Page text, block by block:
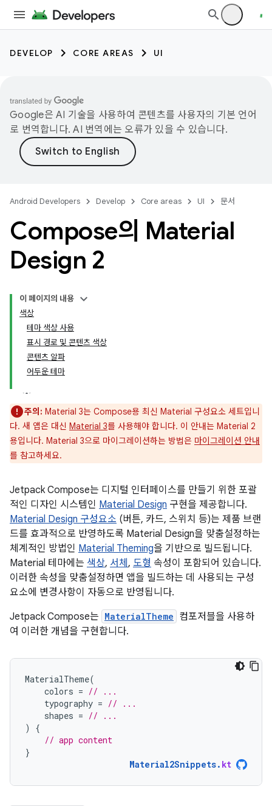
DEVELOP CORE AREAS UI
Google은 AI 기술을 사용하여 콘텐츠를 사용자의 기본 언어
로 번역합니다. AI 번역에는 오류가 있을 수 있습니다.
Android Developers Develop Core areas UI 문서
Compose의 Material
Design 2
이 페이지의 내용
색상
테마 색상 사용
표시 경로 및 콘텐츠 색상
콘텐츠 알파
어두운 테마
주의: Material 3는 Compose용 최신 Material 구성요소 세트입니
다. 새 앱은 대신 Material 3를 사용해야 합니다. 이 안내는 Material 2
용입니다. Material 3으로 마이그레이션하는 방법은 마이그레이션 안내
를 참고하세요.
Jetpack Compose는 디지털 인터페이스를 만들기 위한 포괄
적인 디자인 시스템인 Material Design 구현을 제공합니다.
Material Design 구성요소 (버튼, 카드, 스위치 등)는 제품 브랜
드를 효과적으로 반영하도록 Material Design을 맞춤설정하는
체계적인 방법인 Material Theming을 기반으로 빌드됩니다.
Material 테마에는 색상, 서체 , 도형 속성이 포함되어 있습니다.
이러한 속성을 맞춤설정하면 앱을 빌드하는 데 사용되는 구성
요소에 변경사항이 자동으로 반영됩니다.
Jetpack Compose는 MaterialTheme 컴포저블을 사용하
여 이러한 개념을 구현합니다.
MaterialTheme(
colors = // ...
typography = // ...
shapes = // ...
)
{
// app content
}
Material2Snippets. kt